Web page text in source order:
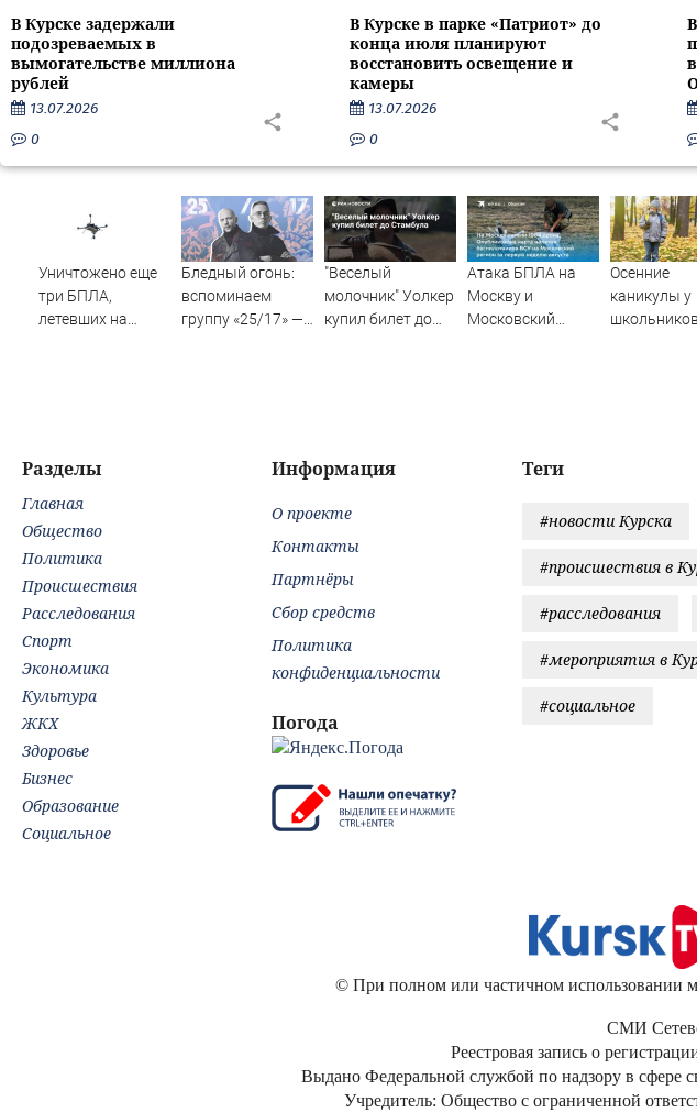
В Курске задержали
подозреваемых в
вымогательстве миллиона
рублей
13.07.2026
0
В Курске в парке «Патриот» до
конца июля планируют
восстановить освещение и
камеры
13.07.2026
0
Уничтожено еще
три БПЛА,
летевших на
Бледный огонь:
вспоминаем
группу «25/17» —
"Веселый
молочник" Уолкер
купил билет до
Атака БПЛА на
Москву и
Московский
отражении
Осенние
каникулы у
школьников
Теги
#новости Курска
#происшествия в
#расследования
#мероприятия в
#социальное
Разделы
Главная
Общество
Политика
Происшествия
Расследования
Спорт
Экономика
Культура
ЖКХ
Здоровье
Бизнес
Образование
Социальное
Информация
О проекте
Контакты
Партнёры
Сбор средств
Политика
конфиденциальности
Погода
© При полном или частичном использовании
СМИ
Реестровая запись о
Выдано Федеральной службой по надзору в сфере
Учредитель: Общество с ограниченной